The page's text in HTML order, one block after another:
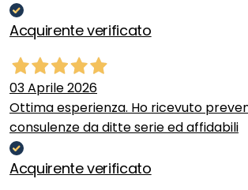
Acquirente verificato
03 Aprile 2026
Ottima esperienza. Ho ricevuto
consulenze da ditte serie ed affidabili
Acquirente verificato